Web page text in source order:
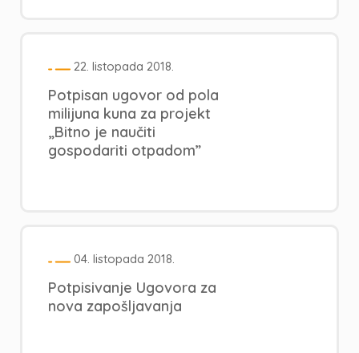
22. listopada 2018.
Potpisan ugovor od pola
milijuna kuna za projekt
„Bitno je naučiti
gospodariti otpadom”
04. listopada 2018.
Potpisivanje Ugovora za
nova zapošljavanja